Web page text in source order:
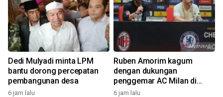
Dedi Mulyadi minta LPM
bantu dorong percepatan
pembangunan desa
6 jam lalu
Ruben Amorim kagum
dengan dukungan
penggemar AC Milan di
Indonesia
6 jam lalu